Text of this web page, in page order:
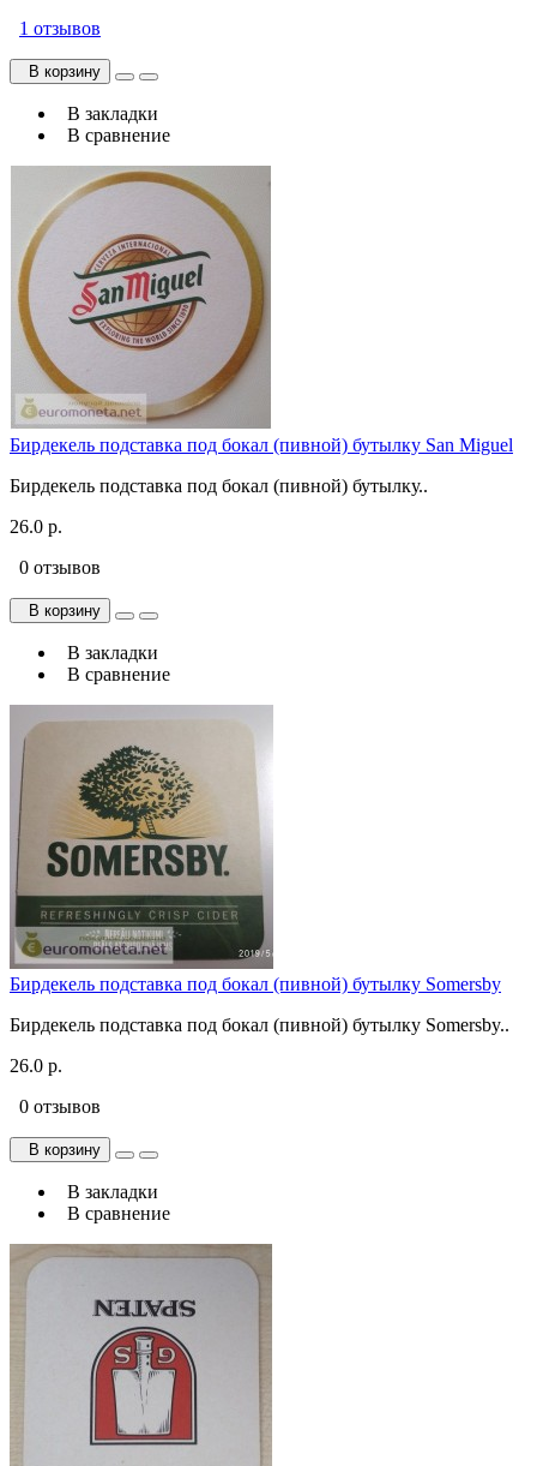
1 отзывов
В корзину
В закладки
В сравнение
Бирдекель подставка под бокал (пивной) бутылку San Miguel
Бирдекель подставка под бокал (пивной) бутылку..
26.0 р.
0 отзывов
В корзину
В закладки
В сравнение
Бирдекель подставка под бокал (пивной) бутылку Somersby
Бирдекель подставка под бокал (пивной) бутылку Somersby..
26.0 р.
0 отзывов
В корзину
В закладки
В сравнение